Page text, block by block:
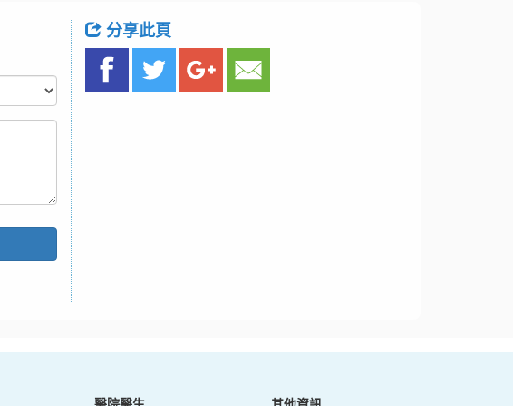
分享此頁